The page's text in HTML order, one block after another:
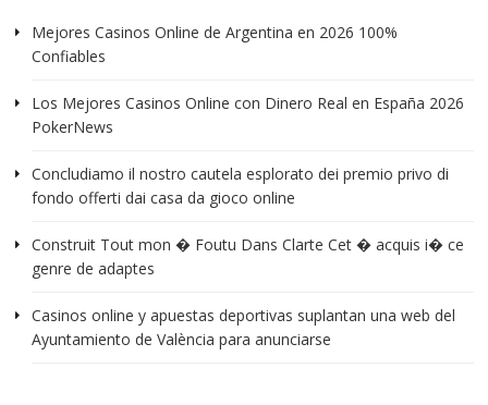
Mejores Casinos Online de Argentina en 2026 100%
Confiables
Los Mejores Casinos Online con Dinero Real en España 2026
PokerNews
Concludiamo il nostro cautela esplorato dei premio privo di
fondo offerti dai casa da gioco online
Construit Tout mon � Foutu Dans Clarte Cet � acquis i� ce
genre de adaptes
Casinos online y apuestas deportivas suplantan una web del
Ayuntamiento de València para anunciarse